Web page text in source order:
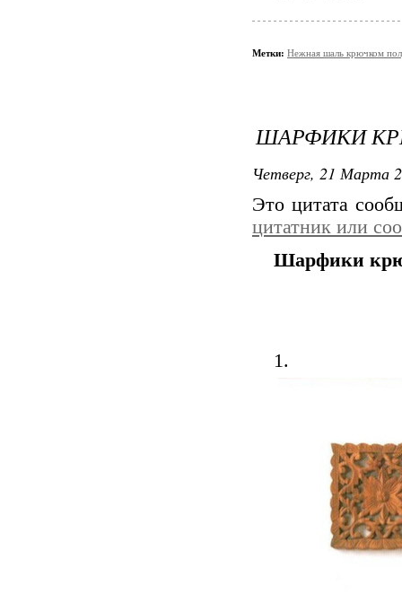
Метки: Нежная шаль крючком
ШАРФИКИ
Четверг, 21 Марта
Это цитата
цитатник или
Шарфики
1.